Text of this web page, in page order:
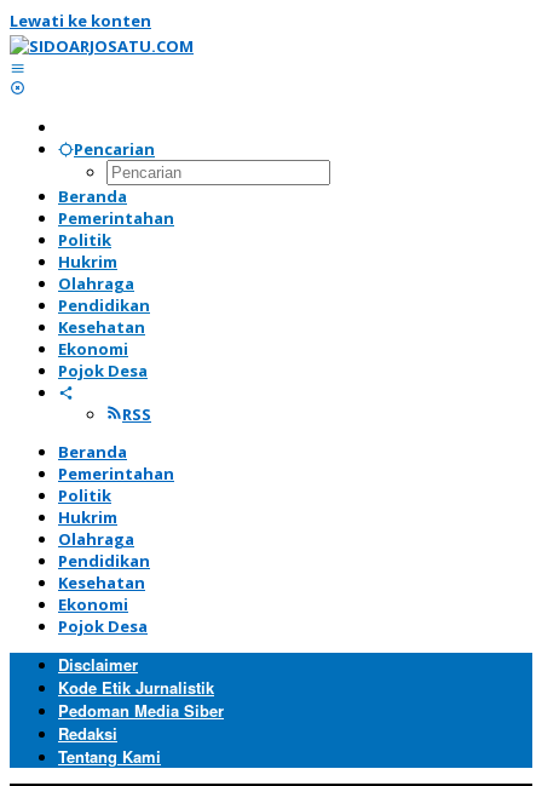
Lewati ke konten
Pencarian
Beranda
Pemerintahan
Politik
Hukrim
Olahraga
Pendidikan
Kesehatan
Ekonomi
Pojok Desa
RSS
Beranda
Pemerintahan
Politik
Hukrim
Olahraga
Pendidikan
Kesehatan
Ekonomi
Pojok Desa
Disclaimer
Kode Etik Jurnalistik
Pedoman Media Siber
Redaksi
Tentang Kami